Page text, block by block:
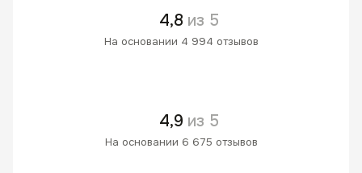
4,8 из 5
На основании 4 994 отзывов
4,9 из 5
На основании 6 675 отзывов